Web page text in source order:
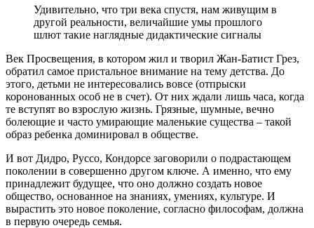
Удивительно, что три века спустя, нам живущим в
другой реальности, величайшие умы прошлого
шлют такие наглядные дидактические сигналы
Век Просвещения, в котором жил и творил Жан-Батист Грез,
обратил самое пристальное внимание на тему детства. До
этого, детьми не интересовались вовсе (отпрыски
коронованных особ не в счет). От них ждали лишь часа, когда
те вступят во взрослую жизнь. Грязные, шумные, вечно
болеющие и часто умирающие маленькие существа – такой
образ ребенка доминировал в обществе.
И вот Дидро, Руссо, Кондорсе заговорили о подрастающем
поколении в совершенно другом ключе. А именно, что ему
принадлежит будущее, что оно должно создать новое
общество, основанное на знаниях, умениях, культуре. И
вырастить это новое поколение, согласно философам, должна
в первую очередь семья.